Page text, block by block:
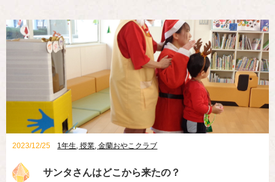
2023/12/25 1年生,授業,金蘭おやこクラブ
サンタさんはどこから来たの？